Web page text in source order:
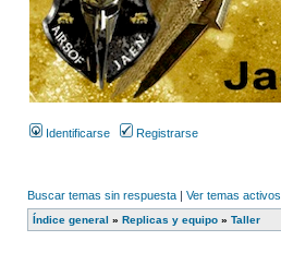
Identificarse Registrarse
Buscar temas sin respuesta | Ver temas activos
Índice general » Replicas y equipo » Taller